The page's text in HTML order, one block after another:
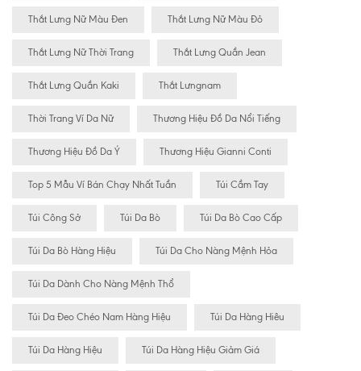
Thắt Lưng Nữ Màu Đen Thắt Lưng Nữ Màu Đỏ
Thắt Lưng Nữ Thời Trang Thắt Lưng Quần Jean
Thắt Lưng Quần Kaki Thắt Lưngnam
Thời Trang Ví Da Nữ Thương Hiệu Đồ Da Nổi Tiếng
Thương Hiệu Đồ Da Ý Thương Hiệu Gianni Conti
Top 5 Mẫu Ví Bán Chạy Nhất Tuần Túi Cầm Tay
Túi Công Sở Túi Da Bò Túi Da Bò Cao Cấp
Túi Da Bò Hàng Hiệu Túi Da Cho Nàng Mệnh Hỏa
Túi Da Dành Cho Nàng Mệnh Thổ
Túi Da Đeo Chéo Nam Hàng Hiệu Túi Da Hàng Hiêu
Túi Da Hàng Hiệu Túi Da Hàng Hiệu Giảm Giá